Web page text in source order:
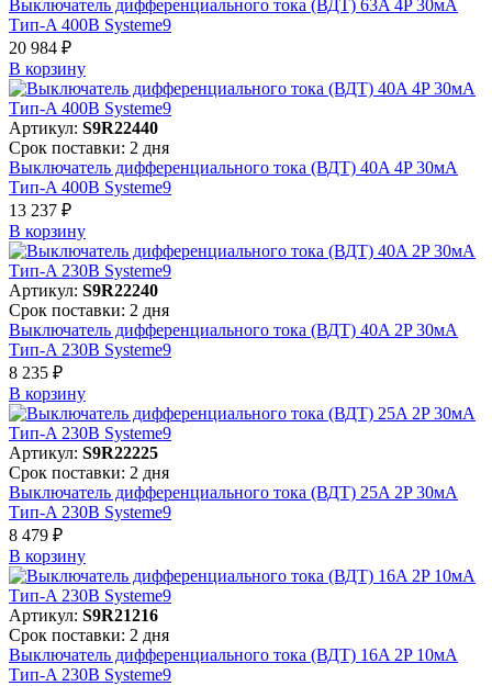
Выключатель дифференциального тока (ВДТ) 63A 4P 30мА
Тип-A 400В Systeme9
20 984 ₽
В корзинy
Артикул: S9R22440
Срок поставки: 2 дня
Выключатель дифференциального тока (ВДТ) 40A 4P 30мА
Тип-A 400В Systeme9
13 237 ₽
В корзинy
Артикул: S9R22240
Срок поставки: 2 дня
Выключатель дифференциального тока (ВДТ) 40A 2P 30мА
Тип-A 230В Systeme9
8 235 ₽
В корзинy
Артикул: S9R22225
Срок поставки: 2 дня
Выключатель дифференциального тока (ВДТ) 25A 2P 30мА
Тип-A 230В Systeme9
8 479 ₽
В корзинy
Артикул: S9R21216
Срок поставки: 2 дня
Выключатель дифференциального тока (ВДТ) 16A 2P 10мА
Тип-A 230В Systeme9